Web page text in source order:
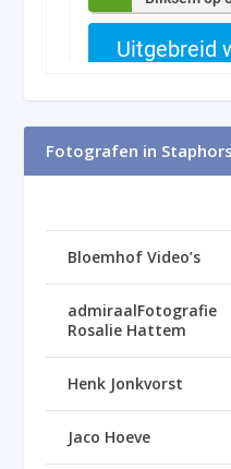
Fotografen in
Bloemhof Video’s
admiraalFotografie
Rosalie Hattem
Henk Jonkvorst
Jaco Hoeve